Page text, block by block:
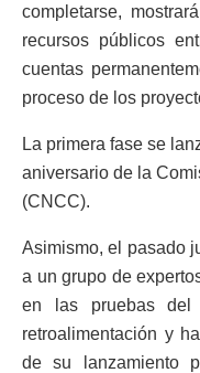
completarse,
recursos públicos
cuentas
proceso de los
La primera fase se
aniversario de la
(CNCC).
Asimismo, el pasado
a un grupo de
en las pruebas del
retroalimentación y
de su lanzamiento